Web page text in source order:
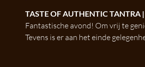
TASTE OF AUTHENTIC TANTRA
Fantastische avond! Om vrij te
Tevens is er aan het einde